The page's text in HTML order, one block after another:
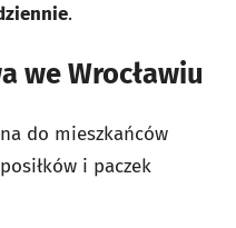
.
we Wrocławiu
do mieszkańców
i paczek